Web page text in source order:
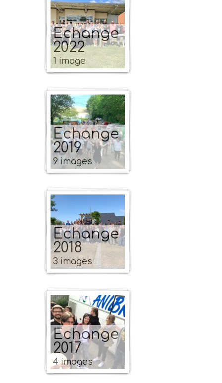
Echange
2022
1 image
Echange
2019
9 images
Echange
2018
3 images
Echange
2017
4 images